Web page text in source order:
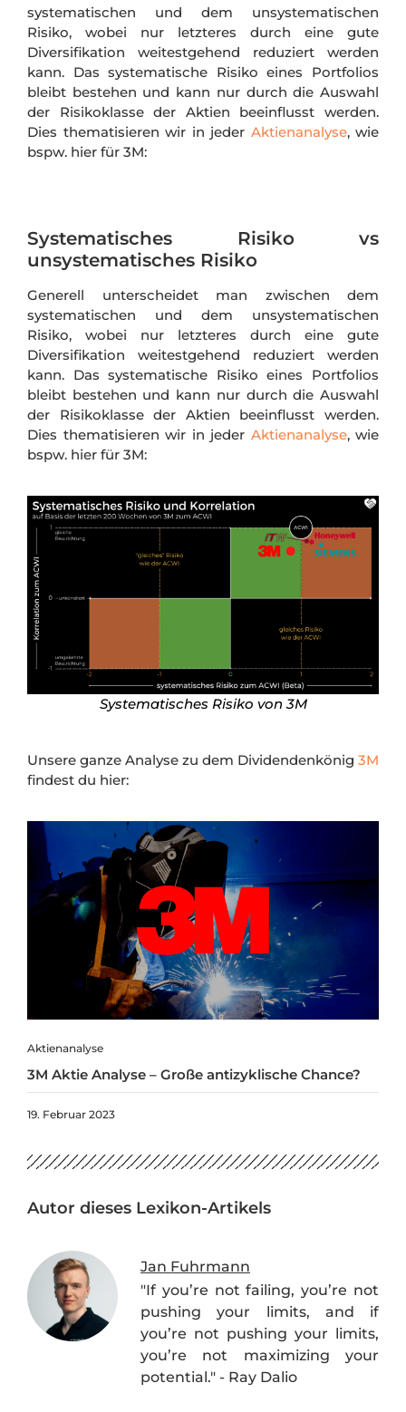
systematischen und dem unsystematischen
Risiko, wobei nur letzteres durch eine gute
Diversifikation weitestgehend reduziert werden
kann. Das systematische Risiko eines Portfolios
bleibt bestehen und kann nur durch die Auswahl
der Risikoklasse der Aktien beeinflusst werden.
Dies thematisieren wir in jeder Aktienanalyse, wie
bspw. hier für 3M:
Systematisches Risiko vs
unsystematisches Risiko
Generell unterscheidet man zwischen dem
systematischen und dem unsystematischen
Risiko, wobei nur letzteres durch eine gute
Diversifikation weitestgehend reduziert werden
kann. Das systematische Risiko eines Portfolios
bleibt bestehen und kann nur durch die Auswahl
der Risikoklasse der Aktien beeinflusst werden.
Dies thematisieren wir in jeder Aktienanalyse, wie
bspw. hier für 3M:
Systematisches Risiko von 3M
Unsere ganze Analyse zu dem Dividendenkönig 3M
findest du hier:
Aktienanalyse
3M Aktie Analyse – Große antizyklische Chance?
19. Februar 2023
Autor dieses Lexikon-Artikels
Jan Fuhrmann
"If you’re not failing, you’re not
pushing your limits, and if
you’re not pushing your limits,
you’re not maximizing your
potential." - Ray Dalio